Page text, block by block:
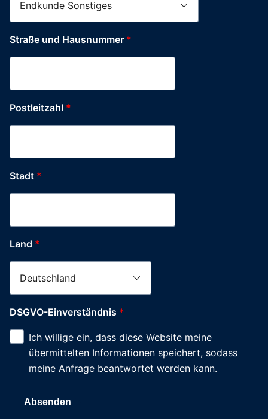
Postleitzahl
Straße und Hausnummer *
Postleitzahl *
Stadt *
Land *
DSGVO-Einverständnis *
Ich willige ein, dass diese Website meine
übermittelten Informationen speichert, sodass
meine Anfrage beantwortet werden kann.
Absenden